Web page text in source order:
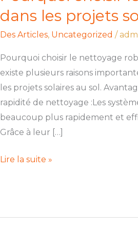
dans les projets
Des Articles, Uncategorized /
Pourquoi choisir le nettoyage
existe plusieurs raisons
les projets solaires au sol.
rapidité de nettoyage :Les
beaucoup plus rapidement et
Grâce à leur […]
Lire la suite »